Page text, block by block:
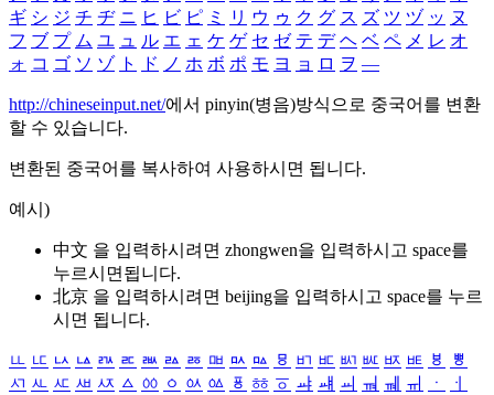
ギ シ ジ チ ヂ ニ ヒ ビ ピ ミ リ ウ ゥ ク グ ス ズ ツ ヅ ッ ヌ
フ ブ プ ム ユ ュ ル エ ェ ケ ゲ セ ゼ テ デ ヘ ベ ペ メ レ オ
ォ コ ゴ ソ ゾ ト ド ノ ホ ボ ポ モ ヨ ョ ロ ヲ ―
http://chineseinput.net/에서 pinyin(병음)방식으로 중국어를 변환
할 수 있습니다.
변환된 중국어를 복사하여 사용하시면 됩니다.
예시)
中文 을 입력하시려면 zhongwen을 입력하시고 space를
누르시면됩니다.
北京 을 입력하시려면 beijing을 입력하시고 space를 누르
시면 됩니다.
ㅥ ㅦ ㅧ ㅨ ㅩ ㅪ ㅫ ㅬ ㅭ ㅮ ㅯ ㅰ ㅱ ㅲ ㅳ ㅴ ㅵ ㅶ ㅷ ㅸ
ㅹ
ㅺ ㅻ ㅼ ㅽ ㅾ ㅿ ㆀ ㆁ ㆂ ㆃ ㆄ ㆅ ㆆ ㆇ ㆈ ㆉ ㆊ ㆋ ㆌ ㆍ
ㆎ